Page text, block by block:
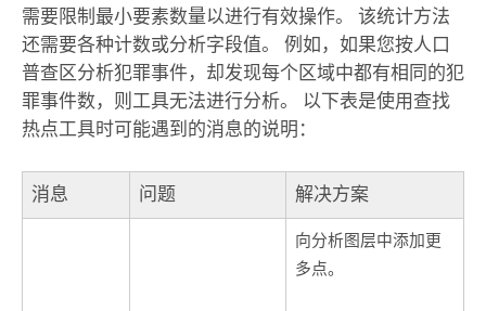
需要限制最小要素数量以进行有效操作。 该统计方法
还需要各种计数或分析字段值。 例如，如果您按人口
普查区分析犯罪事件，却发现每个区域中都有相同的犯
罪事件数，则工具无法进行分析。 以下表是使用查找
热点工具时可能遇到的消息的说明：
消息 问题 解决方案
向分析图层中添加更
多点。